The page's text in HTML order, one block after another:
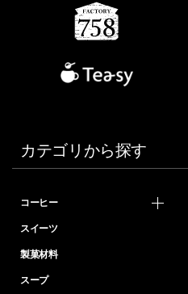
カテゴリから探す
コーヒー
スイーツ
製菓材料
スープ